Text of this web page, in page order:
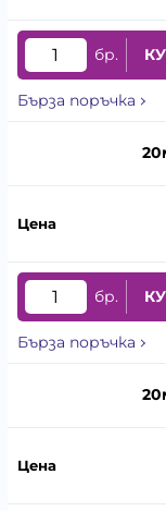
бр.
Бърза поръчка
бр.
Бърза поръчка